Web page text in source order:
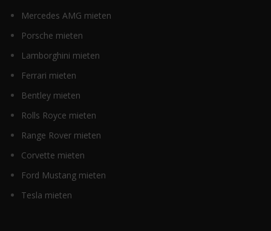
Mercedes AMG mieten
Porsche mieten
Lamborghini mieten
Ferrari mieten
Bentley mieten
Rolls Royce mieten
Range Rover mieten
Corvette mieten
Ford Mustang mieten
Tesla mieten